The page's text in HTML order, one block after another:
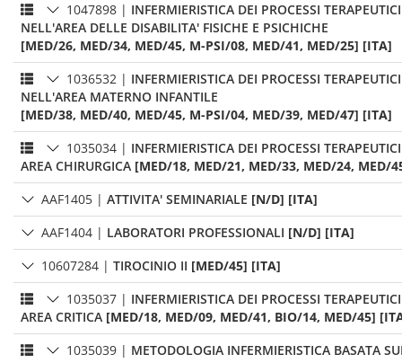
1047898 | INFERMIERISTICA DEI PROCESSI
NELL'AREA DELLE DISABILITA' FISICHE E PSICHICHE
[MED/26, MED/34, MED/45, M-PSI/08, MED/41, MED/25] [ITA]
1036532 | INFERMIERISTICA DEI PROCESSI
NELL'AREA MATERNO INFANTILE
[MED/38, MED/40, MED/45, M-PSI/04, MED/39, MED/47] [ITA]
1035034 | INFERMIERISTICA DEI PROCESSI
AREA CHIRURGICA [MED/18, MED/21, MED/33, MED/24, MED/
AAF1405 | ATTIVITA' SEMINARIALE [N/D] [ITA]
AAF1404 | LABORATORI PROFESSIONALI [N/D] [ITA]
10607284 | TIROCINIO II [MED/45] [ITA]
1035037 | INFERMIERISTICA DEI PROCESSI
AREA CRITICA [MED/18, MED/09, MED/41, BIO/14, MED/45]
1035039 | METODOLOGIA INFERMIERISTICA BASATA